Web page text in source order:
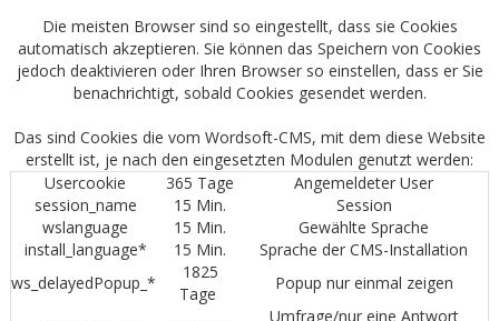
Die meisten Browser sind so eingestellt, dass sie Cookies
automatisch akzeptieren. Sie können das Speichern von Cookies
jedoch deaktivieren oder Ihren Browser so einstellen, dass er Sie
benachrichtigt, sobald Cookies gesendet werden.
Das sind Cookies die vom Wordsoft-CMS, mit dem diese Website
erstellt ist, je nach den eingesetzten Modulen genutzt werden:
Usercookie
365 Tage
Angemeldeter User
session_name
15 Min.
Session
wslanguage
15 Min.
Gewählte Sprache
install_language*
15 Min.
Sprache der CMS-Installation
ws_delayedPopup_*
1825
Tage
Popup nur einmal zeigen
Umfrage/nur eine Antwort